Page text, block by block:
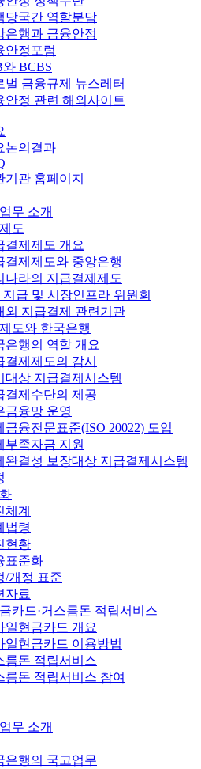
당국간 역할분담
은행과 금융안정
안정포럼
와 BCBS
벌 금융규제 뉴스레터
안정 관련 해외사이트
논의결과
기관 홈페이지
무 소개
도
결제제도 개요
결제제도와 중앙은행
나라의 지급결제제도
지급 및 시장인프라 위원회
외 지급결제 관련기관
도와 한국은행
은행의 역할 개요
결제제도의 감시
대상 지급결제시스템
결제수단의 제공
금융망 운영
금융전문표준(ISO 20022) 도입
부족자금 지원
완결성 보장대상 지급결제시스템
체계
법령
현황
표준화
/개정 표준
자료
카드·거스름돈 적립서비스
일현금카드 개요
일현금카드 이용방법
름돈 적립서비스
름돈 적립서비스 참여
무 소개
은행의 국고업무